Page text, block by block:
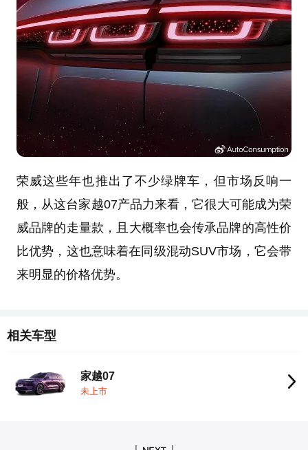
荣威这些年也推出了不少绿牌车，但市场反响一
般，从这台家越07产品力来看，它很大可能成为荣
威品牌的走量款，且大概率也会传承品牌的高性价
比优势，这也意味着在同级混动SUV市场，它会带
来明显的价格优势。
相关车型
家越07
未上市